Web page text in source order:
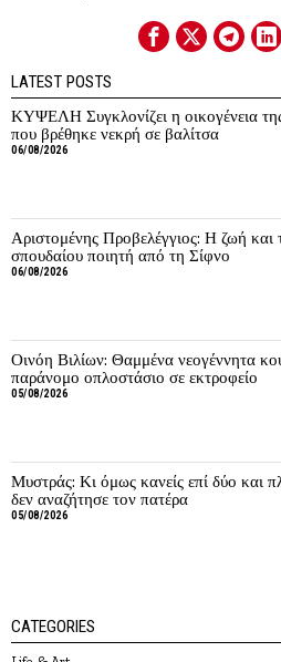
LATEST POSTS
ΚΥΨΕΛΗ Συγκλονίζει η οικογένεια
που βρέθηκε νεκρή σε βαλίτσα
06/08/2026
Αριστομένης Προβελέγγιος: Η ζωή και
σπουδαίου ποιητή από τη Σίφνο
06/08/2026
Οινόη Βιλίων: Θαμμένα νεογέννητα
παράνομο οπλοστάσιο σε εκτροφείο
05/08/2026
Μυστράς: Κι όμως κανείς επί δύο και
δεν αναζήτησε τον πατέρα
05/08/2026
CATEGORIES